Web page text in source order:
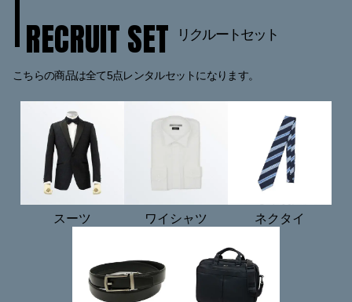
RECRUIT SET リクルートセット
こちらの商品は全て5点レンタルセットになります。
スーツ ワイシャツ ネクタイ